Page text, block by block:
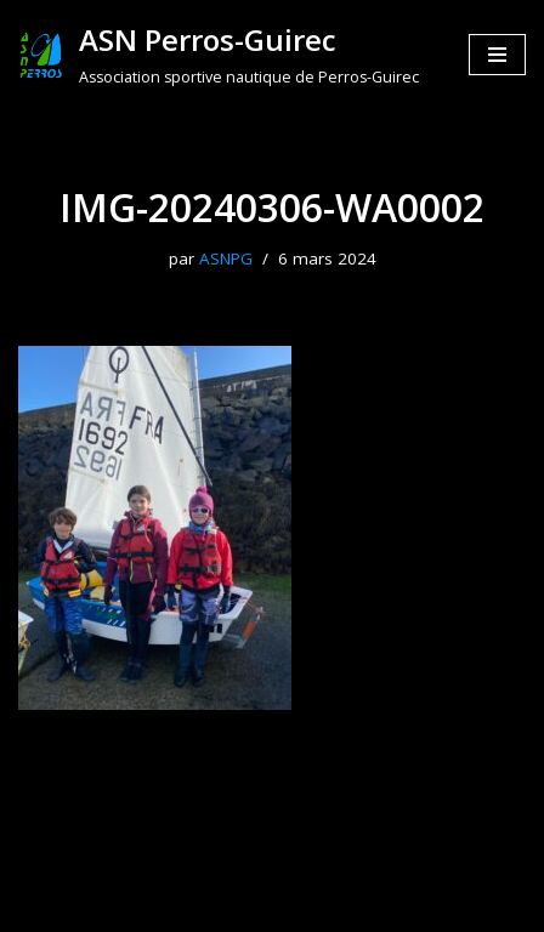
Aller
ASN Perros-Guirec
Association sportive nautique de Perros-Guirec
IMG-20240306-WA0002
par ASNPG 6 mars 2024